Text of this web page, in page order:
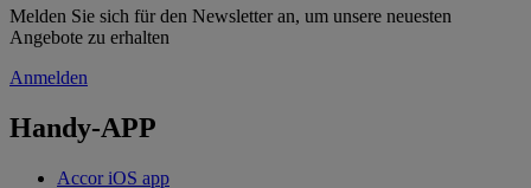
Melden Sie sich für den Newsletter an, um unsere neuesten
Angebote zu erhalten
Anmelden
Handy-APP
Accor iOS app